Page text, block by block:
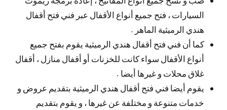
السيارات ، فتح جميع أنواع الأقفال عبر فني فتح أقفال
هندي الرميثية الماهر .
كما أن فني فتح أقفال هندي الرميثية يقوم بفتح جميع
أنواع الأقفال سواء كانت للخزنات أو أقفال منازل ، أقفال
غلاق محلات و غيرها أيضا .
يقوم أيضا فني فتح أقفال هندي الرميثية بتقديم عروض و
خدمات متنوعة و مختلفة عن غيرها ، و يقوم بتقديم